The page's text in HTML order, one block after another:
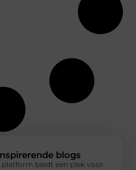
blogs
platform biedt een plek voor